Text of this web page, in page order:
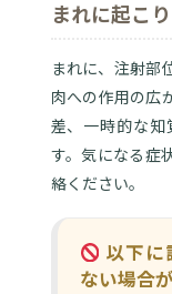
まれに起こ
まれに、注射部
肉への作用の広
差、一時的な知
す。気になる症
絡ください。
以下に
ない場合